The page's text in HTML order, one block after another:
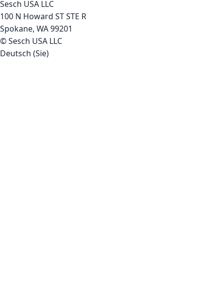
Sesch USA LLC
100 N Howard ST STE R
Spokane, WA 99201
© Sesch USA LLC
Deutsch (Sie)